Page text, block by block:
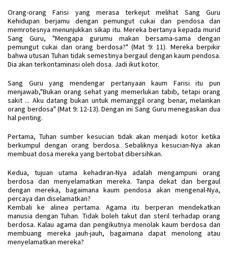
Orang-orang Farisi yang merasa terkejut melihat Sang Guru
Kehidupan berjamu dengan pemungut cukai dan pendosa dan
memrotesnya menunjukkan sikap itu. Mereka bertanya kepada murid
Sang Guru, "Mengapa gurumu makan bersama-sama dengan
pemungut cukai dan orang berdosa?" (Mat 9: 11). Mereka berpikir
bahwa utusan Tuhan tidak semestinya bergaul dengan kaum pendosa.
Dia akan terkontaminasi oleh dosa. Jadi ikut kotor.
Sang Guru yang mendengar pertanyaan kaum Farisi itu pun
menjawab,"Bukan orang sehat yang memerlukan tabib, tetapi orang
sakit ... Aku datang bukan untuk memanggil orang benar, melainkan
orang berdosa" (Mat 9: 12-13). Dengan ini Sang Guru menegaskan dua
hal penting.
Pertama, Tuhan sumber kesucian tidak akan menjadi kotor ketika
berkumpul dengan orang berdosa. Sebaliknya kesucian-Nya akan
membuat dosa mereka yang bertobat dibersihkan.
Kedua, tujuan utama kehadiran-Nya adalah mengampuni orang
berdosa dan menyelamatkan mereka. Tanpa dekat dan bergaul
dengan mereka, bagaimana kaum pendosa akan mengenal-Nya,
percaya dan diselamatkan?
Kembali ke alinea pertama. Agama itu berperan mendekatkan
manusia dengan Tuhan. Tidak boleh takut dan steril terhadap orang
berdosa. Kalau agama dan pengikutnya menolak kaum berdosa dan
membuang mereka jauh-jauh, bagaimana dapat menolong atau
menyelamatkan mereka?